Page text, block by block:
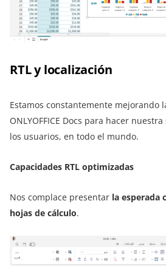
RTL y localización
Estamos constantemente mejorando
ONLYOFFICE Docs para hacer
los usuarios, en todo el mundo.
Capacidades RTL optimizadas
Nos complace presentar la esperada
hojas de cálculo.